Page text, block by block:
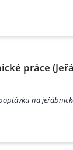
práce
na